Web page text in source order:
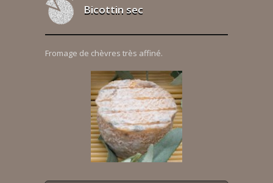
Bicottin sec
Fromage de chèvres très affiné.